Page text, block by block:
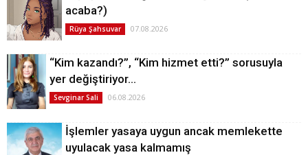
acaba?)
Rüya Şahsuvar 07.08.2026
“Kim kazandı?”, “Kim hizmet etti?” sorusuyla
yer değiştiriyor…
Sevginar Sali 06.08.2026
İşlemler yasaya uygun ancak memlekette
uyulacak yasa kalmamış